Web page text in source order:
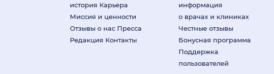
история Карьера
Миссия и ценности
Отзывы о нас Пресса
Редакция Контакты
информация
о врачах и клиниках
Честные отзывы
Бонусная программа
Поддержка
пользователей